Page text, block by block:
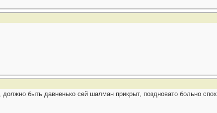
быть давненько сей шалман прикрыт, поздновато больно